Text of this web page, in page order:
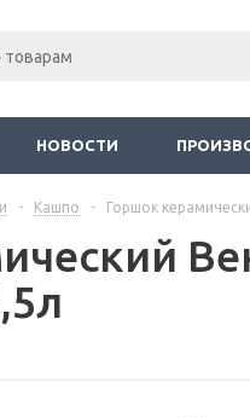
НОВОСТИ
- Кашпо - Горшок